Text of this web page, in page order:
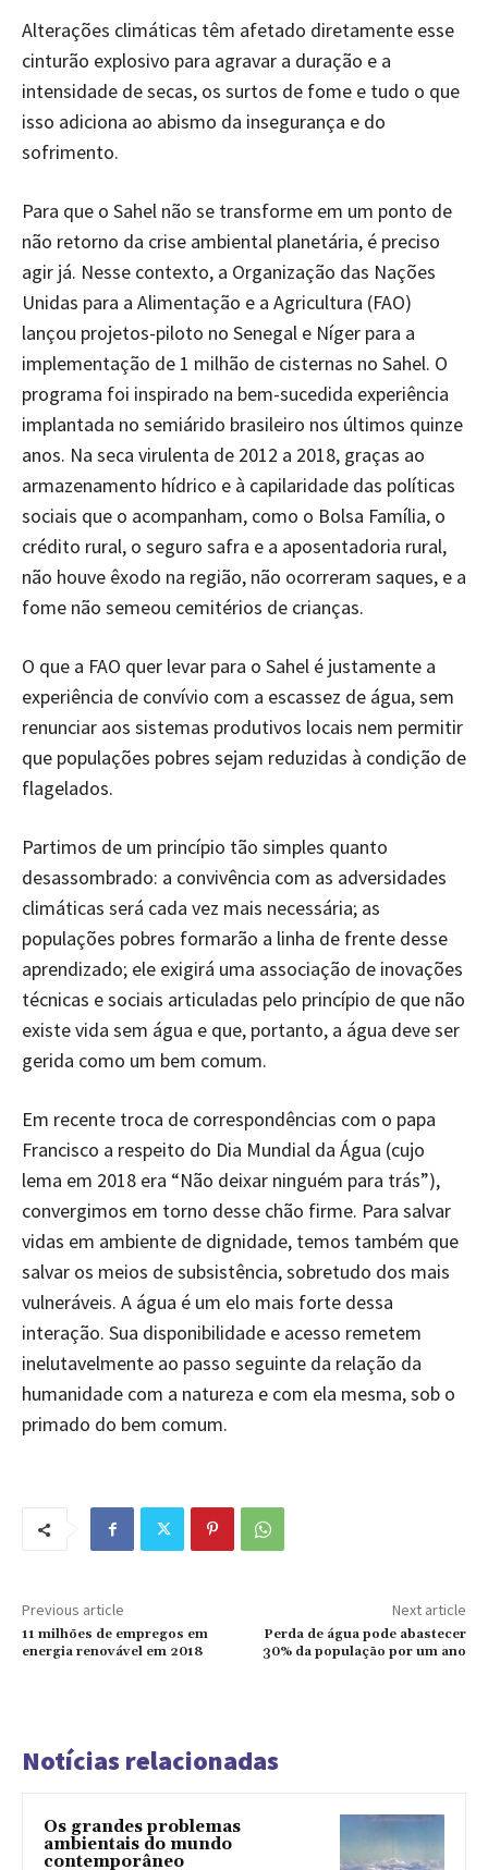
Alterações climáticas têm afetado diretamente esse
cinturão explosivo para agravar a duração e a
intensidade de secas, os surtos de fome e tudo o que
isso adiciona ao abismo da insegurança e do
sofrimento.
Para que o Sahel não se transforme em um ponto de
não retorno da crise ambiental planetária, é preciso
agir já. Nesse contexto, a Organização das Nações
Unidas para a Alimentação e a Agricultura (FAO)
lançou projetos-piloto no Senegal e Níger para a
implementação de 1 milhão de cisternas no Sahel. O
programa foi inspirado na bem-sucedida experiência
implantada no semiárido brasileiro nos últimos quinze
anos. Na seca virulenta de 2012 a 2018, graças ao
armazenamento hídrico e à capilaridade das políticas
sociais que o acompanham, como o Bolsa Família, o
crédito rural, o seguro safra e a aposentadoria rural,
não houve êxodo na região, não ocorreram saques, e a
fome não semeou cemitérios de crianças.
O que a FAO quer levar para o Sahel é justamente a
experiência de convívio com a escassez de água, sem
renunciar aos sistemas produtivos locais nem permitir
que populações pobres sejam reduzidas à condição de
flagelados.
Partimos de um princípio tão simples quanto
desassombrado: a convivência com as adversidades
climáticas será cada vez mais necessária; as
populações pobres formarão a linha de frente desse
aprendizado; ele exigirá uma associação de inovações
técnicas e sociais articuladas pelo princípio de que não
existe vida sem água e que, portanto, a água deve ser
gerida como um bem comum.
Em recente troca de correspondências com o papa
Francisco a respeito do Dia Mundial da Água (cujo
lema em 2018 era “Não deixar ninguém para trás”),
convergimos em torno desse chão firme. Para salvar
vidas em ambiente de dignidade, temos também que
salvar os meios de subsistência, sobretudo dos mais
vulneráveis. A água é um elo mais forte dessa
interação. Sua disponibilidade e acesso remetem
inelutavelmente ao passo seguinte da relação da
humanidade com a natureza e com ela mesma, sob o
primado do bem comum.
Previous article
11 milhões de empregos em
energia renovável em 2018
Next article
Perda de água pode abastecer
30% da população por um ano
Notícias relacionadas
Os grandes problemas
ambientais do mundo
contemporâneo